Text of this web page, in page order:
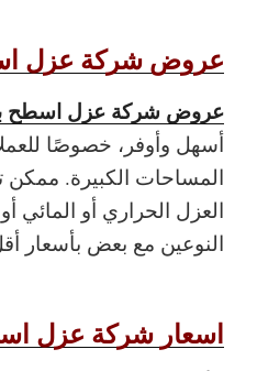
عروض شركة عزل
عروض شركة عزل اسطح
أسهل وأوفر، خصوصًا
المساحات الكبيرة.
العزل الحراري أو المائي
النوعين مع بعض بأسعار
اسعار شركة عزل